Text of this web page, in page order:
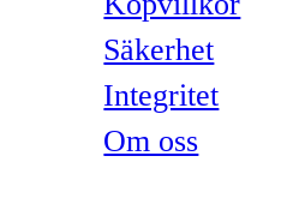
Säkerhet
Integritet
Om oss